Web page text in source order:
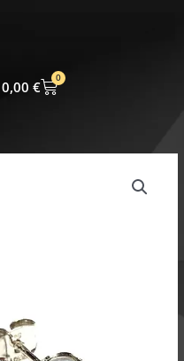
0,00 €
0
CART